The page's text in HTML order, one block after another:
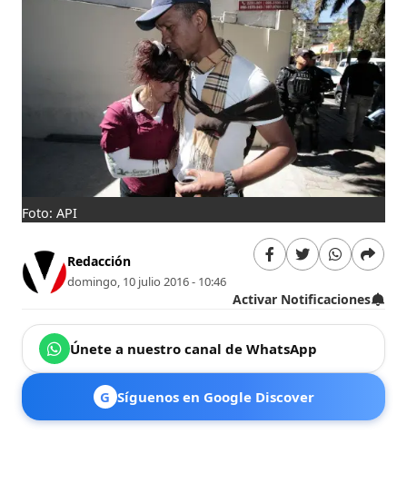
Foto: API
Redacción
domingo, 10 julio 2016 - 10:46
Activar Notificaciones
Únete a nuestro canal de WhatsApp
G Síguenos en Google Discover